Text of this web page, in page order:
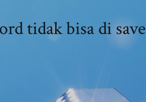
tidak bisa di save